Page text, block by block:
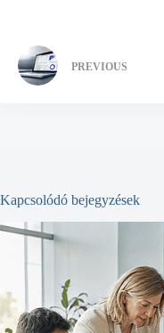
PREVIOUS
Kapcsolódó bejegyzések